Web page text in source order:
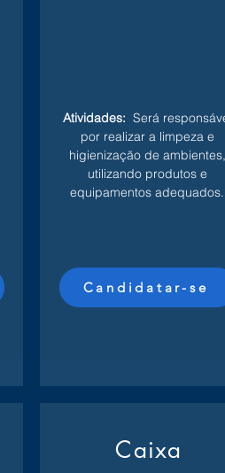
Atividades: Será
por realizar a limpeza e
higienização de ambientes,
utilizando produtos e
equipamentos adequados.
Candidatar-se
Caixa